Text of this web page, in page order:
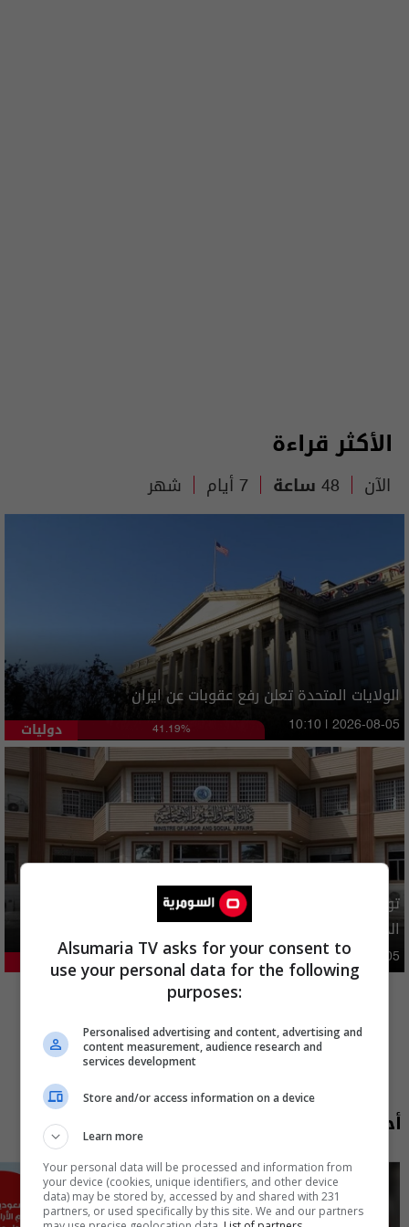
الأكثر قراءة
الآن 48 ساعة 7 أيام شهر
الولايات المتحدة تعلن رفع عقوبات عن ايران
دوليات 41.19% 10:10 | 2026-08-05
توضيح رسمي بشأن إلغاء شمول فئات من المستفيدين بإعانة
الحماية الاجتماعية
محليات 21.37% 05:43 | 2026-08-05
المزيد
أحدث الحلقات
Alsumaria TV asks for your consent to
use your personal data for the following
purposes:
Personalised advertising and content, advertising and
content measurement, audience research and
services development
Store and/or access information on a device
Learn more
Your personal data will be processed and information from
your device (cookies, unique identifiers, and other device
data) may be stored by, accessed by and shared with 231
partners, or used specifically by this site. We and our partners